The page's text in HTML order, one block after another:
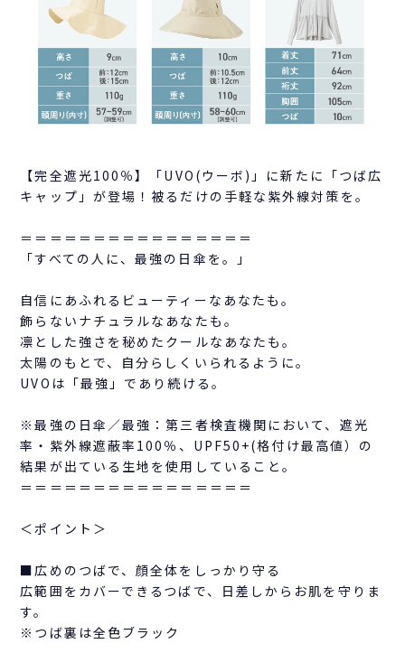
【完全遮光100％】「UVO(ウーボ)」に新たに「つば広
キャップ」が登場！被るだけの手軽な紫外線対策を。
＝＝＝＝＝＝＝＝＝＝＝＝＝＝＝＝
「すべての人に、最強の日傘を。」
自信にあふれるビューティーなあなたも。
飾らないナチュラルなあなたも。
凛とした強さを秘めたクールなあなたも。
太陽のもとで、自分らしくいられるように。
UVOは「最強」であり続ける。
※最強の日傘／最強：第三者検査機関において、遮光
率・紫外線遮蔽率100％、UPF50+(格付け最高値）の
結果が出ている生地を使用していること。
＝＝＝＝＝＝＝＝＝＝＝＝＝＝＝＝
＜ポイント＞
■広めのつばで、顔全体をしっかり守る
広範囲をカバーできるつばで、日差しからお肌を守りま
す。
※つば裏は全色ブラック